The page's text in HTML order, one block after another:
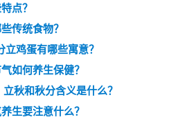
点？
传统食物？
鸡蛋有哪些寓意？
如何养生保健？
秋和秋分含义是什么？
生要注意什么？